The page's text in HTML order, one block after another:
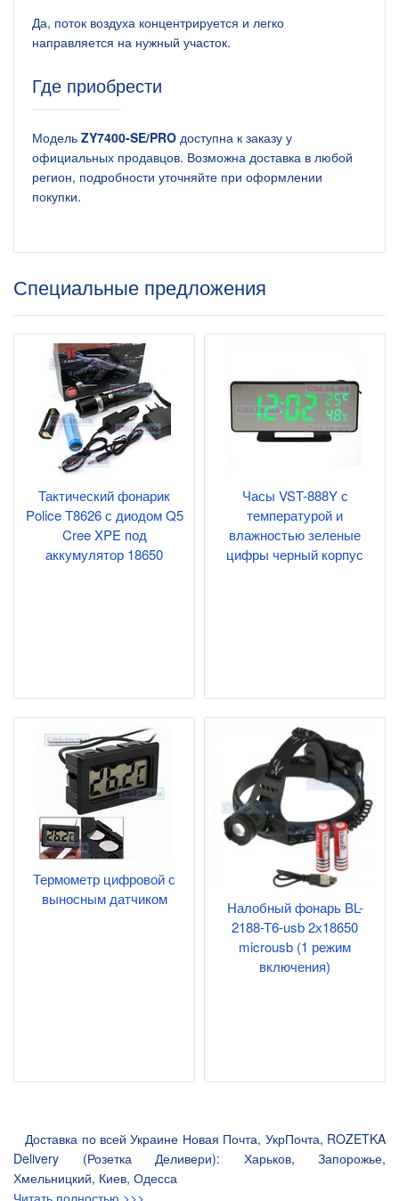
Да, поток воздуха концентрируется и легко
направляется на нужный участок.
Где приобрести
Модель ZY7400-SE/PRO доступна к заказу у
официальных продавцов. Возможна доставка в любой
регион, подробности уточняйте при оформлении
покупки.
Специальные предложения
Тактический фонарик
Police T8626 с диодом Q5
Cree XPE под
аккумулятор 18650
Часы VST-888Y с
температурой и
влажностью зеленые
цифры черный корпус
Термометр цифровой с
выносным датчиком
Налобный фонарь BL-
2188-T6-usb 2х18650
microusb (1 режим
включения)
Доставка по всей Украине Новая Почта, УкрПочта, ROZETKA
Delivery (Розетка Деливери): Харьков, Запорожье,
Хмельницкий, Киев, Одесса